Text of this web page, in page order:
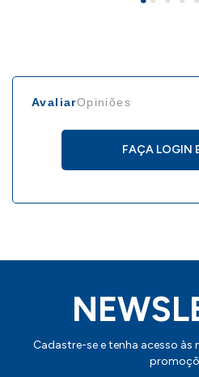
AvaliarOpiniões
FAÇA LOGIN
Cadastre-se e tenha acesso às